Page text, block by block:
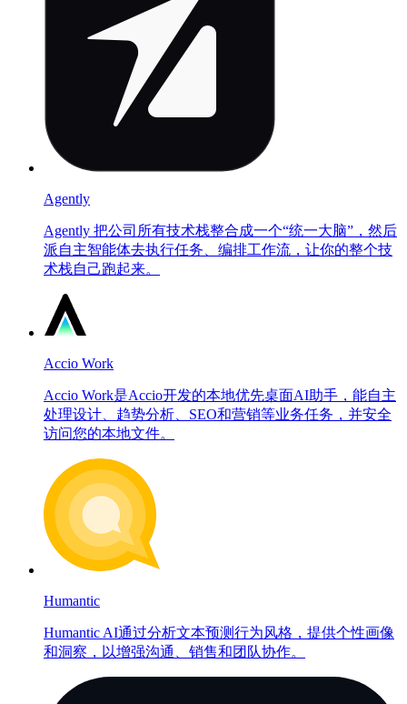
Agently
Agently 把公司所有技术栈整合成一个“统一大脑”，然后
派自主智能体去执行任务、编排工作流，让你的整个技
术栈自己跑起来。
Accio Work
Accio Work是Accio开发的本地优先桌面AI助手，能自主
处理设计、趋势分析、SEO和营销等业务任务，并安全
访问您的本地文件。
Humantic
Humantic AI通过分析文本预测行为风格，提供个性画像
和洞察，以增强沟通、销售和团队协作。